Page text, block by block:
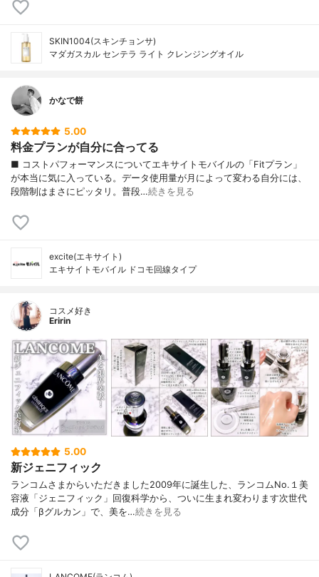
SKIN1004(スキンチョンサ)
マダガスカル センテラ ライト クレンジングオイル
かなで餅
5.00
料金プランが自分に合ってる
■ コストパフォーマンスについてエキサイトモバイルの「Fitプラン」
が本当に気に入っている。データ使用量が月によって変わる自分には、
段階制はまさにピッタリ。普段…続きを見る
excite(エキサイト)
エキサイトモバイル ドコモ回線タイプ
コスメ好き
Eririn
5.00
新ジェニフィック
ランコムさまからいただきました2009年に誕生した、ランコムNo.１美
容液「ジェニフィック」回復科学から、ついに生まれ変わります次世代
成分「βグルカン」で、美を…続きを見る